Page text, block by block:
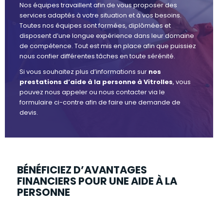
Nos équipes travaillent afin de vous proposer des
services adaptés à votre situation et à vos besoins.
Toutes nos équipes sont formées, diplômées et
disposent d’une longue expérience dans leur domaine
de compétence. Tout est mis en place afin que puissiez
nous confier différentes tâches en toute sérénité.
Si vous souhaitez plus d’informations sur nos
prestations d’aide à la personne à Vitrolles, vous
pouvez nous appeler ou nous contacter via le
formulaire ci-contre afin de faire une demande de
devis.
BÉNÉFICIEZ D’AVANTAGES
FINANCIERS POUR UNE AIDE À LA
PERSONNE